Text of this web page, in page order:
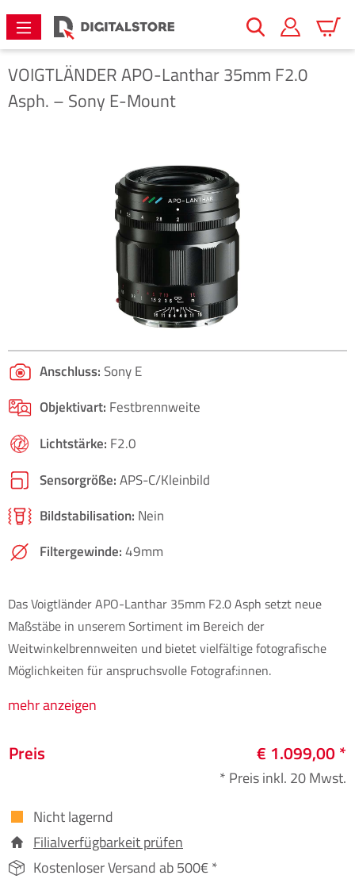
springen
VOIGTLÄNDERAPO-Lanthar 35mm F2.0
Asph. – Sony E-Mount
Bildergalerie überspringen
Anschluss: Sony E
Objektivart: Festbrennweite
Lichtstärke: F2.0
Sensorgröße:APS-C/​Kleinbild
Bildstabilisation: Nein
Filtergewinde:49mm
Das Voigtländer APO-Lanthar 35mm F2.0 Asph setzt neue
Maßstäbe in unserem Sortiment im Bereich der
Weitwinkelbrennweiten und bietet vielfältige fotografische
Möglichkeiten für anspruchsvolle Fotograf:innen.
mehr anzeigen
Preis € 1.099,00 *
* Preis inkl. 20 Mwst.
Nicht lagernd
Filialverfügbarkeit prüfen
Kostenloser Versand ab 500€ *